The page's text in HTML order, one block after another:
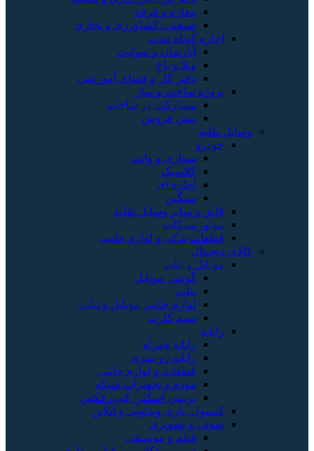
مغازه و غرفه
صنعتی، کشاورزی و تجاری
اجاره کوتاه مدت
آپارتمان و سوئیت
ویلا و باغ
دفتر کار و فضای آموزشی
پروژه ساخت و ساز
مشارکت در ساخت
پیش فروش
وسایل نقلیه
خودرو
سواری و وانت
کلاسیک
اجاره ای
سنگین
قایق و سایر وسایل نقلیه
موتور سیکلت
قطعات یدکی و لوازم جانبی
کالای دیجیتال
موبایل و تبلت
گوشی موبایل
تبلت
لوازم جانبی موبایل و تبلت
سیم کارت
رایانه
رایانه همراه
رایانه رو میزی
قطعات و لوازم جانبی
مودم و تجهیزات شبکه
پرینتر، اسکنر، کپی، فکس
کنسول، بازی‌ ویدئویی و آنلاین
صوتی و تصویری
فیلم و موسیقی